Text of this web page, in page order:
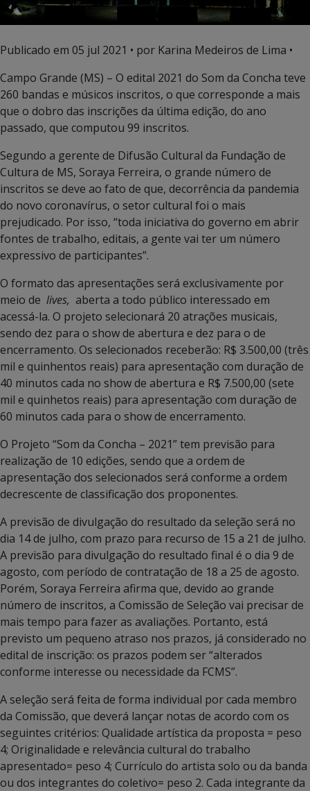
Publicado em 05 jul 2021 • por Karina Medeiros de Lima •
Campo Grande (MS) – O edital 2021 do Som da Concha teve
260 bandas e músicos inscritos, o que corresponde a mais
que o dobro das inscrições da última edição, do ano
passado, que computou 99 inscritos.
Segundo a gerente de Difusão Cultural da Fundação de
Cultura de MS, Soraya Ferreira, o grande número de
inscritos se deve ao fato de que, decorrência da pandemia
do novo coronavírus, o setor cultural foi o mais
prejudicado. Por isso, “toda iniciativa do governo em abrir
fontes de trabalho, editais, a gente vai ter um número
expressivo de participantes”.
O formato das apresentações será exclusivamente por
meio de lives, aberta a todo público interessado em
acessá-la. O projeto selecionará 20 atrações musicais,
sendo dez para o show de abertura e dez para o de
encerramento. Os selecionados receberão: R$ 3.500,00 (três
mil e quinhentos reais) para apresentação com duração de
40 minutos cada no show de abertura e R$ 7.500,00 (sete
mil e quinhetos reais) para apresentação com duração de
60 minutos cada para o show de encerramento.
O Projeto “Som da Concha – 2021” tem previsão para
realização de 10 edições, sendo que a ordem de
apresentação dos selecionados será conforme a ordem
decrescente de classificação dos proponentes.
A previsão de divulgação do resultado da seleção será no
dia 14 de julho, com prazo para recurso de 15 a 21 de julho.
A previsão para divulgação do resultado final é o dia 9 de
agosto, com período de contratação de 18 a 25 de agosto.
Porém, Soraya Ferreira afirma que, devido ao grande
número de inscritos, a Comissão de Seleção vai precisar de
mais tempo para fazer as avaliações. Portanto, está
previsto um pequeno atraso nos prazos, já considerado no
edital de inscrição: os prazos podem ser “alterados
conforme interesse ou necessidade da FCMS”.
A seleção será feita de forma individual por cada membro
da Comissão, que deverá lançar notas de acordo com os
seguintes critérios: Qualidade artística da proposta = peso
4; Originalidade e relevância cultural do trabalho
apresentado= peso 4; Currículo do artista solo ou da banda
ou dos integrantes do coletivo= peso 2. Cada integrante da